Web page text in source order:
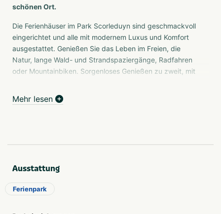
schönen Ort.
Die Ferienhäuser im Park Scorleduyn sind geschmackvoll
eingerichtet und alle mit modernem Luxus und Komfort
ausgestattet. Genießen Sie das Leben im Freien, die
Natur, lange Wald- und Strandspaziergänge, Radfahren
oder Mountainbiken. Sorgenloses Genießen zu zweit, mit
Getränk gehen, Kunst und Kultur aufsaugen, einkaufen
oder einfach mal gar nichts tun. Park Scorleduyn in
Das Ferienhaus für maximal 4 Personen im Park
Scorleduyn ist geschmackvoll eingerichtet und mit allem
modernen Luxus und Komfort ausgestattet. Im
Mehr lesen
Ausstattung
Ferienpark